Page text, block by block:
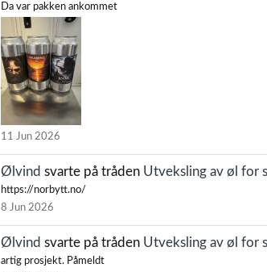
Da var pakken ankommet
11 Jun 2026
Ølvind svarte på tråden Utveksling av øl for
https://norbytt.no/
8 Jun 2026
Ølvind svarte på tråden Utveksling av øl for
artig prosjekt. Påmeldt